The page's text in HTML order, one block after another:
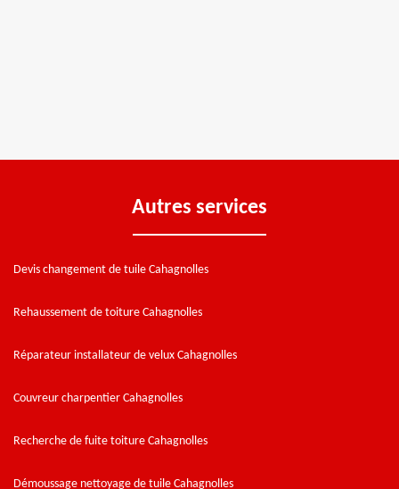
Autres services
Devis changement de tuile Cahagnolles
Rehaussement de toiture Cahagnolles
Réparateur installateur de velux Cahagnolles
Couvreur charpentier Cahagnolles
Recherche de fuite toiture Cahagnolles
Démoussage nettoyage de tuile Cahagnolles